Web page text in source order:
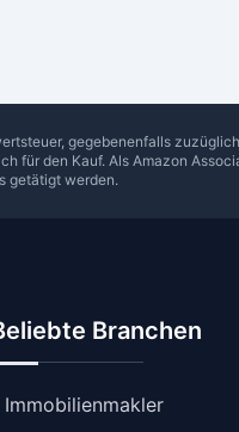
gegebenenfalls
für den Kauf. Als Amazon
getätigt werden.
Branchen
Immobilienmakler